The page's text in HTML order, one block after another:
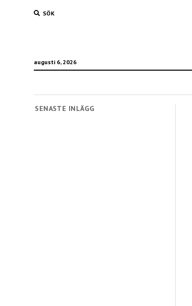
SÖK
augusti 6, 2026
SENASTE INLÄGG